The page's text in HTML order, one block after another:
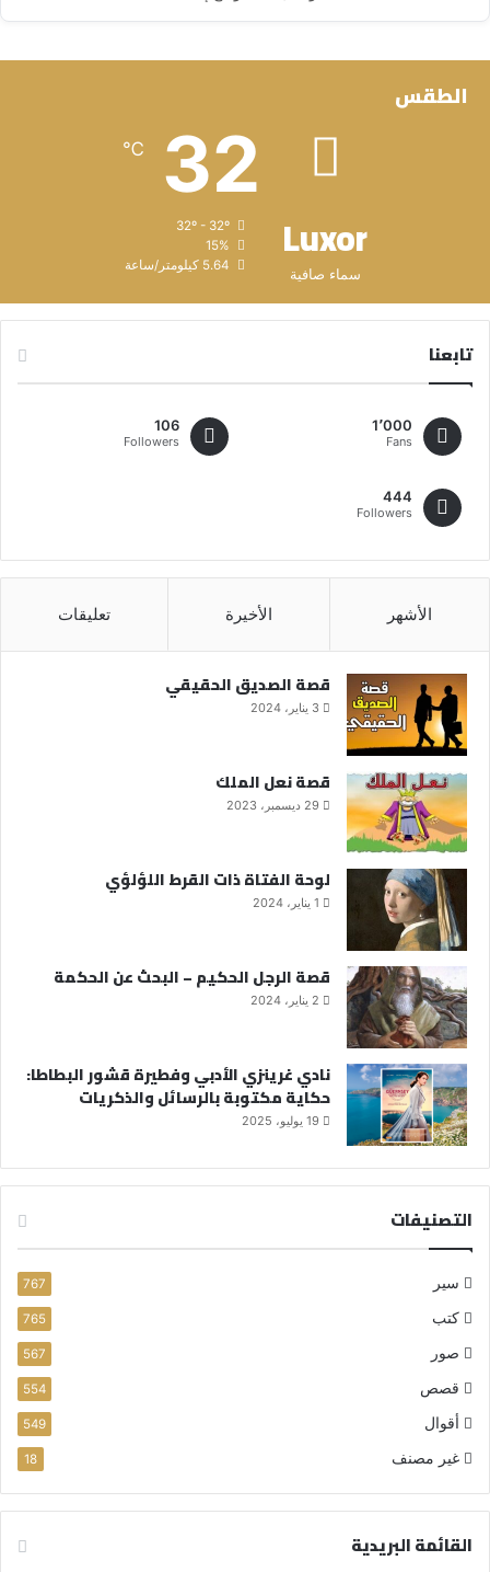
الطقس
Luxor
سماء صافية
32
℃
15%
5.64 كيلومتر/ساعة
تابعنا
1٬000
Fans
106
Followers
444
Followers
الأشهر الأخيرة تعليقات
قصة الصديق الحقيقي
3 يناير، 2024
قصة نعل الملك
29 ديسمبر، 2023
لوحة الفتاة ذات القرط اللؤلؤي
1 يناير، 2024
قصة الرجل الحكيم – البحث عن الحكمة
2 يناير، 2024
نادي غرينزي الأدبي وفطيرة قشور البطاطا:
حكاية مكتوبة بالرسائل والذكريات
19 يوليو، 2025
التصنيفات
سير 767
كتب 765
صور 567
قصص 554
أقوال 549
غير مصنف 18
القائمة البريدية